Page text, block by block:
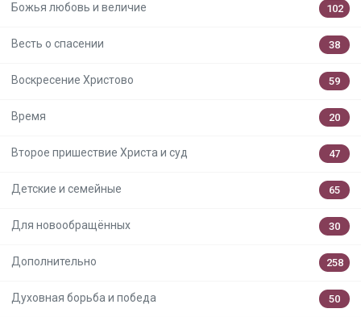
Божья любовь и величие 102
Весть о спасении 38
Воскресение Христово 59
Время 20
Второе пришествие Христа и суд 47
Детские и семейные 65
Для новообращённых 30
Дополнительно 258
Духовная борьба и победа 50